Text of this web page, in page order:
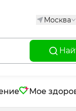
Москва
Мое